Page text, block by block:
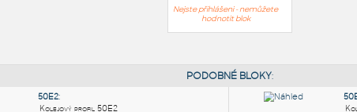
Nejste přihlášeni - nemůžete
hodnotit blok